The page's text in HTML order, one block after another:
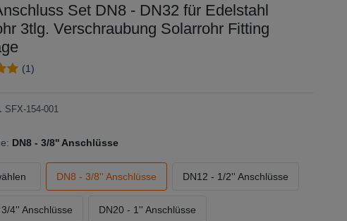
Set DN8 - DN32 für Edelstahl
3tlg. Verschraubung Solarrohr Fitting
(1)
SFX-154-001
DN8 - 3/8'' Anschlüsse
DN8 - 3/8'' Anschlüsse DN12 - 1/2'' Anschlüsse
4'' Anschlüsse DN20 - 1'' Anschlüsse